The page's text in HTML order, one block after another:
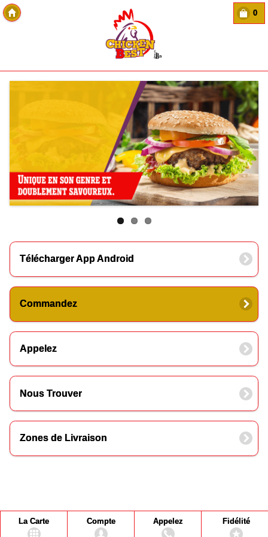
0
Télécharger App Android
Commandez
Appelez
Nous Trouver
Zones de Livraison
La Carte Compte Appelez Fidélité
Copyright Des-click